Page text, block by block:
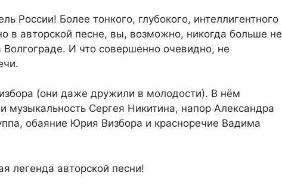
России! Более тонкого, глубокого, интеллигентного
в авторской песне, вы, возможно, никогда больше не
И что совершенно очевидно, не
(они даже дружили в молодости). В нём
музыкальность Сергея Никитина, напор Александра
обаяние Юрия Визбора и красноречие Вадима
легенда авторской песни!